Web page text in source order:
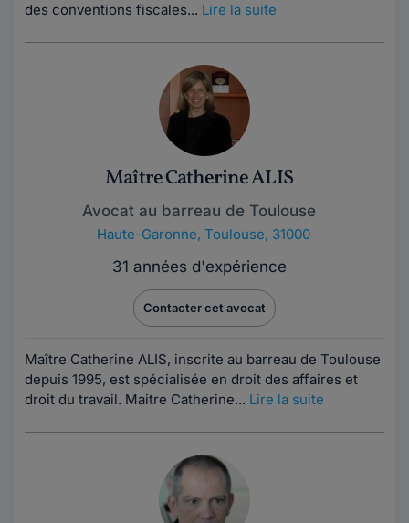
des conventions fiscales... Lire la suite
Maître Catherine ALIS
Avocat au barreau de Toulouse
Haute-Garonne, Toulouse, 31000
31 années d'expérience
Contacter cet avocat
Maître Catherine ALIS, inscrite au barreau de Toulouse
depuis 1995, est spécialisée en droit des affaires et
droit du travail. Maitre Catherine... Lire la suite